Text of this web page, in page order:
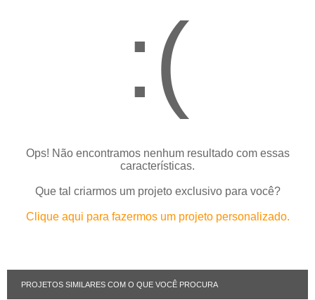
:(
Ops! Não encontramos nenhum resultado com essas
características.
Que tal criarmos um projeto exclusivo para você?
Clique aqui para fazermos um projeto personalizado.
PROJETOS SIMILARES COM O QUE VOCÊ PROCURA